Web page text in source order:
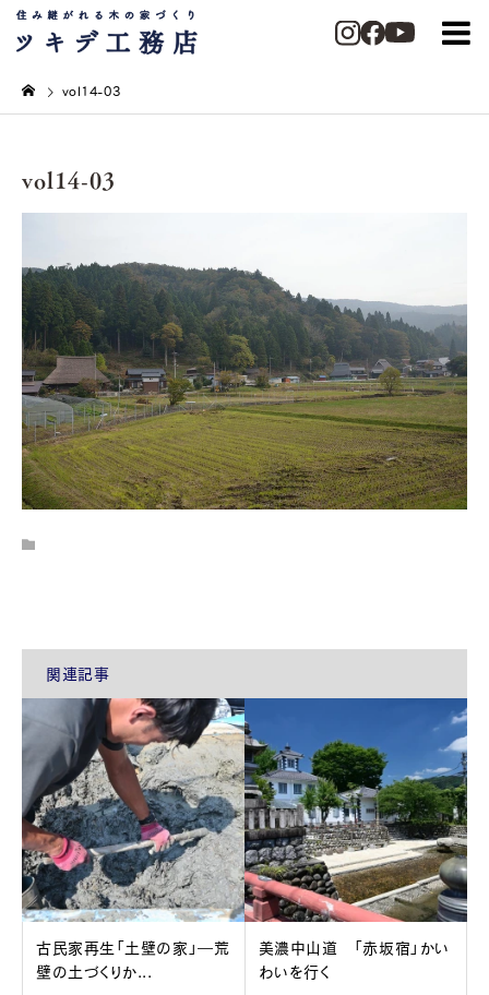
vol14-03
vol14-03
関連記事
古民家再生「土壁の家」―荒
壁の土づくりか...
美濃中山道 「赤坂宿」かい
わいを行く